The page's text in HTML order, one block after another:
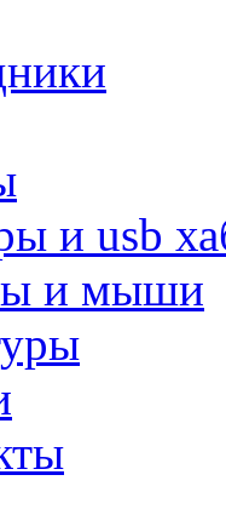
и usb
и мыши